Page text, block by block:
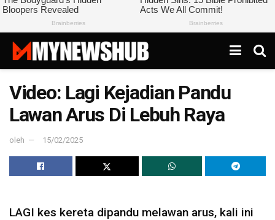
Video: Lagi Kejadian Pandu
Lawan Arus Di Lebuh Raya
oleh 15/02/2025
LAGI kes kereta dipandu melawan arus, kali ini